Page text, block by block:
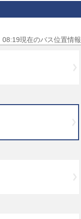
08:19現在のバス位置情報